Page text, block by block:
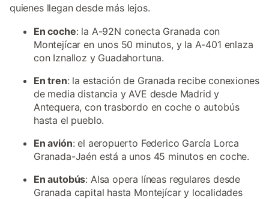
quienes llegan desde más lejos.
En coche: la A-92N conecta Granada con
Montejícar en unos 50 minutos, y la A-401 enlaza
con Iznalloz y Guadahortuna.
En tren: la estación de Granada recibe conexiones
de media distancia y AVE desde Madrid y
Antequera, con trasbordo en coche o autobús
hasta el pueblo.
En avión: el aeropuerto Federico García Lorca
Granada-Jaén está a unos 45 minutos en coche.
En autobús: Alsa opera líneas regulares desde
Granada capital hasta Montejícar y localidades